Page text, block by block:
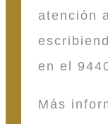
atención
en el
Más